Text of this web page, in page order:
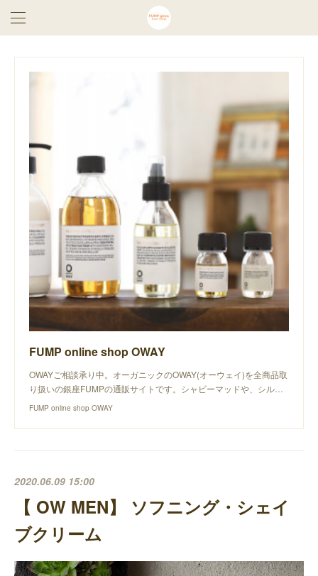
FUMP online shop OWAY
OWAYご相談承り中。オーガニックのOWAY(オーウェイ)を全商品取
り扱いの銀座FUMPの通販サイトです。シャビーマッドや、シル…
FUMP online shop OWAY
2020.06.09 15:00
【 OW MEN】 ソフニング・シェイ
ブクリーム